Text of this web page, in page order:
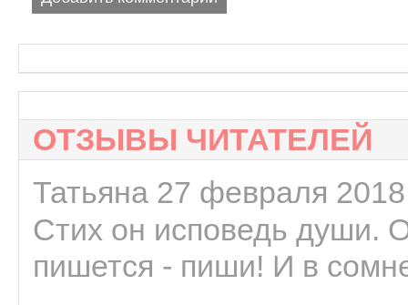
ОТЗЫВЫ ЧИТАТЕЛЕЙ
Татьяна 27 февраля
Стих он исповедь души.
пишется - пиши! И в